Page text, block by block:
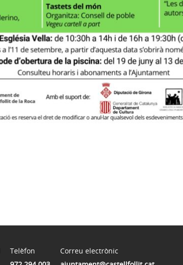
Telèfon
Correu electrònic